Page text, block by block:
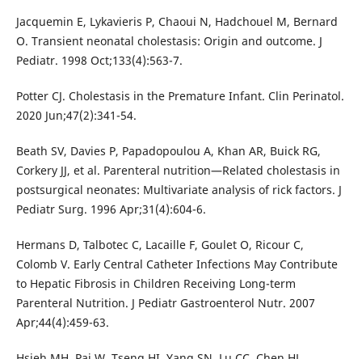
Jacquemin E, Lykavieris P, Chaoui N, Hadchouel M, Bernard
O. Transient neonatal cholestasis: Origin and outcome. J
Pediatr. 1998 Oct;133(4):563-7.
Potter CJ. Cholestasis in the Premature Infant. Clin Perinatol.
2020 Jun;47(2):341-54.
Beath SV, Davies P, Papadopoulou A, Khan AR, Buick RG,
Corkery JJ, et al. Parenteral nutrition—Related cholestasis in
postsurgical neonates: Multivariate analysis of rick factors. J
Pediatr Surg. 1996 Apr;31(4):604-6.
Hermans D, Talbotec C, Lacaille F, Goulet O, Ricour C,
Colomb V. Early Central Catheter Infections May Contribute
to Hepatic Fibrosis in Children Receiving Long-term
Parenteral Nutrition. J Pediatr Gastroenterol Nutr. 2007
Apr;44(4):459-63.